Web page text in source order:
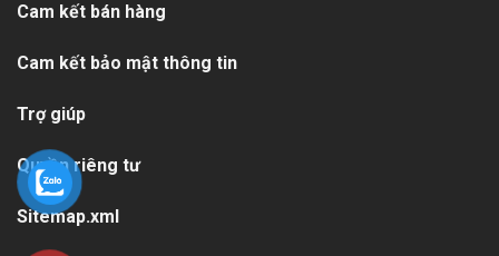
Cam kết bán hàng
Cam kết bảo mật thông tin
Trợ giúp
Quyền riêng tư
Sitemap.xml